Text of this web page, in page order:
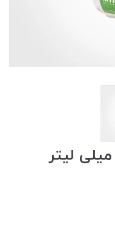
ظرف فریزری مربع 330 میلی لیتر